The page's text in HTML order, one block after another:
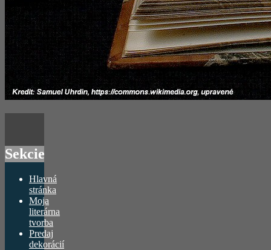
Sekcie
Hlavná
stránka
Moja
literárna
tvorba
Predaj
dekorácií